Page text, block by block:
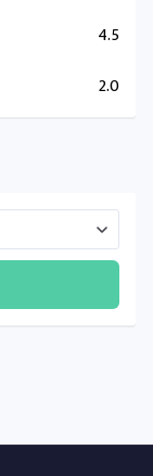
4.5
2.0